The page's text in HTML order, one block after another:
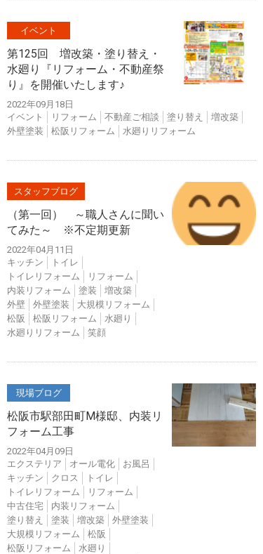
イベント
第125回 増改築・塗り替え・
水廻り『リフォーム・不動産祭
り』を開催いたします♪
2022年09月18日
イベント
リフォーム 不動産ご相談 塗り替え
増改築
外壁塗装
松阪リフォーム 水廻りリフォーム
スタッフブログ
（第一回） ～職人さんに聞い
てみた～ ※不定期更新
2022年04月11日
キッチン
トイレ
トイレリフォーム
リフォーム
内装リフォーム
塗装
増改築
外壁
外壁塗装
大規模リフォーム
松阪
松阪リフォーム
水廻り
水廻りリフォーム
笑顔
現場ブログ
松阪市駅部田町M様邸、内装リ
フォーム工事
2022年04月09日
エクステリア
オール電化
お風呂
キッチン
クロス
トイレ
トイレリフォーム
リフォーム
中古住宅
内装リフォーム
塗り替え
塗装 増改築
外壁塗装
大規模リフォーム
松阪
松阪リフォーム
水廻り